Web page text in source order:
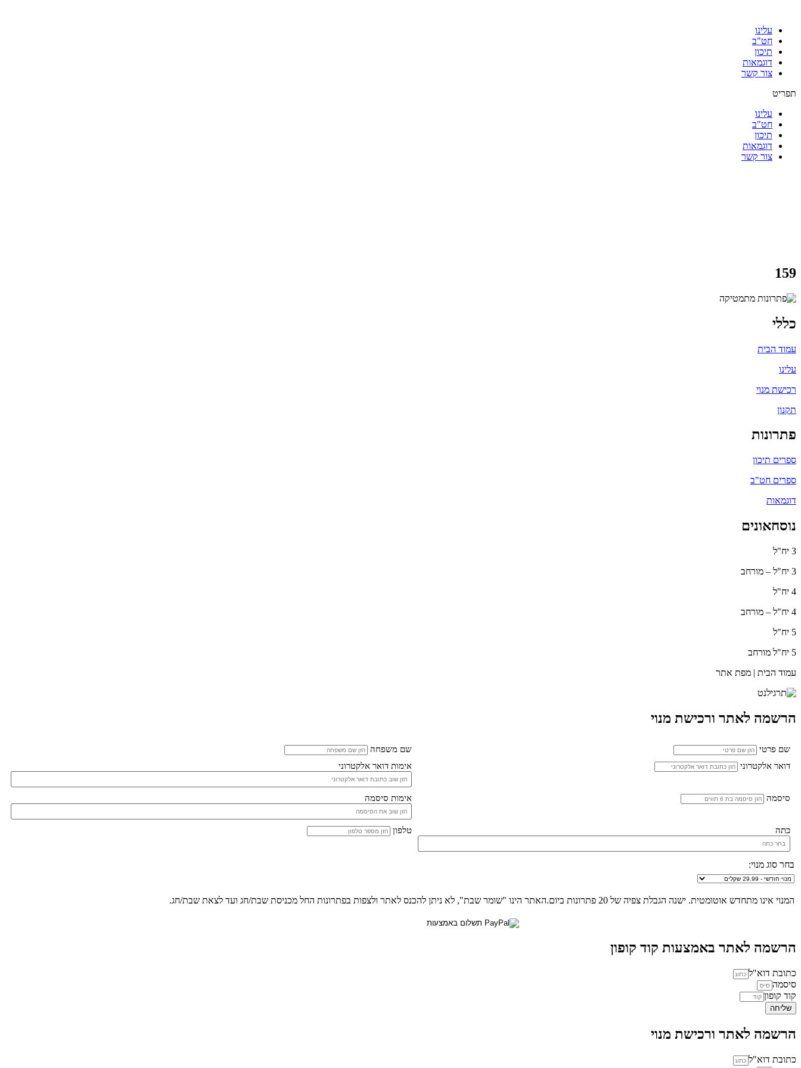
עלינו
חט"ב
תיכון
דוגמאות
צור קשר
תפריט
עלינו
חט"ב
תיכון
דוגמאות
צור קשר
159
כללי
עמוד הבית
עלינו
רכישת מנוי
תקנון
פתרונות
ספרים תיכון
ספרים חט"ב
דוגמאות
נוסחאונים
3 יח"ל
3 יח"ל – מורחב
4 יח"ל
4 יח"ל – מורחב
5 יח"ל
5 יח"ל מורחב
עמוד הבית | מפת אתר
הרשמה לאתר ורכישת מנוי
שם פרטי
שם משפחה
דואר אלקטרוני
אימות דואר אלקטרוני
סיסמה אימות סיסמה
כתה טלפון
בחר סוג מנוי:
המנוי אינו מתחדש אוטומטית. ישנה הגבלת צפיה של 20 פתרונות ביום.האתר הינו "שומר שבת", לא ניתן להכנס לאתר ולצפות בפתרונות החל מכניסת שבת/חג ועד לצאת שבת/חג.
הרשמה לאתר באמצעות קוד קופון
כתובת דוא"ל
סיסמה
קוד קופון
שליחה
הרשמה לאתר ורכישת מנוי
כתובת דוא"ל